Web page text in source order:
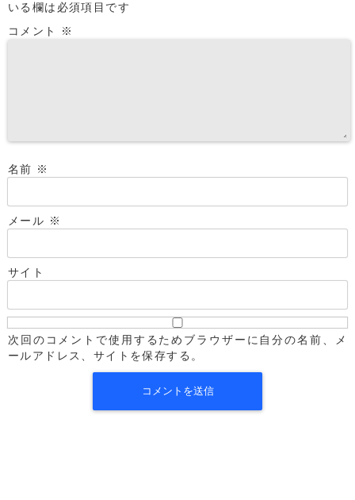
いる欄は必須項目です
コメント
※
名前 ※
メール ※
サイト
次回のコメントで使用するためブラウザーに自分の名前、メ
ールアドレス、サイトを保存する。